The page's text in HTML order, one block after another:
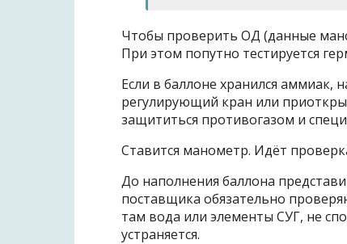
Чтобы проверить ОД (данные
При этом попутно тестируется
Если в баллоне хранился аммиак,
регулирующий кран или
защититься противогазом и
Ставится манометр. Идёт
До наполнения баллона
поставщика обязательно
там вода или элементы СУГ, не
устраняется.